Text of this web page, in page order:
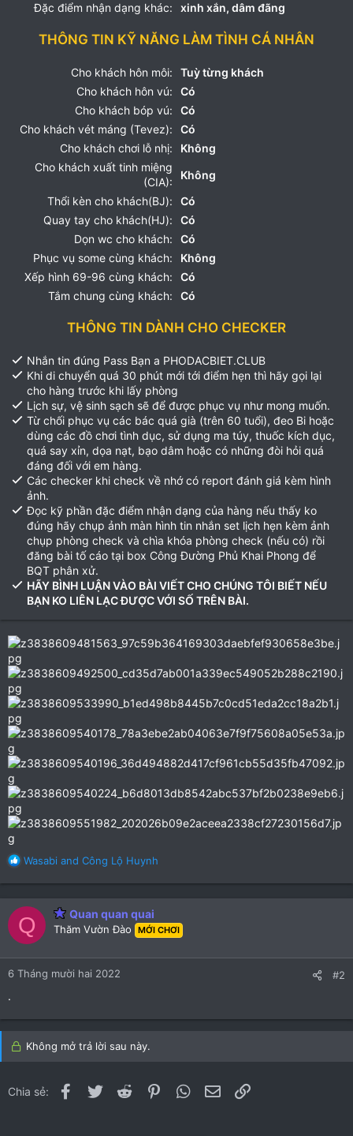
Đặc điểm nhận dạng khác:
xinh xắn, dâm đãng
THÔNG TIN KỸ NĂNG LÀM TÌNH CÁ NHÂN
Cho khách hôn môi:
Tuỳ từng khách
Cho khách hôn vú:
Có
Cho khách bóp vú:
Có
Cho khách vét máng (Tevez):
Có
Cho khách chơi lỗ nhị:
Không
Cho khách xuất tinh miệng
(CIA):
Không
Thổi kèn cho khách(BJ):
Có
Quay tay cho khách(HJ):
Có
Dọn wc cho khách:
Có
Phục vụ some cùng khách:
Không
Xếp hình 69-96 cùng khách:
Có
Tắm chung cùng khách:
Có
THÔNG TIN DÀNH CHO CHECKER
Nhắn tin đúng Pass Bạn a PHODACBIET.CLUB
Khi di chuyển quá 30 phút mới tới điểm hẹn thì hãy gọi lại
cho hàng trước khi lấy phòng
Lịch sự, vệ sinh sạch sẽ để được phục vụ như mong muốn.
Từ chối phục vụ các bác quá già (trên 60 tuổi), đeo Bi hoặc
dùng các đồ chơi tình dục, sử dụng ma túy, thuốc kích dục,
quá say xỉn, dọa nạt, bạo dâm hoặc có những đòi hỏi quá
đáng đối với em hàng.
Các checker khi check về nhớ có report đánh giá kèm hình
ảnh.
Đọc kỹ phần đặc điểm nhận dạng của hàng nếu thấy ko
đúng hãy chụp ảnh màn hình tin nhắn set lịch hẹn kèm ảnh
chụp phòng check và chìa khóa phòng check (nếu có) rồi
đăng bài tố cáo tại box Công Đường Phủ Khai Phong để
BQT phân xử.
HÃY BÌNH LUẬN VÀO BÀI VIẾT CHO CHÚNG TÔI BIẾT NẾU
BẠN KO LIÊN LẠC ĐƯỢC VỚI SỐ TRÊN BÀI.
R
c
t
i
o
n
s
Wasabi and Công Lộ Huynh
Q Quan quan quai
Thăm Vườn Đào MỚI CHƠI
6 Tháng mười hai 2022 #2
.
Không mở trả lời sau này.
Chia sẻ: Facebook
Twitter Reddit PinterestWhatsApp
Email